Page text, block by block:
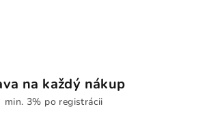
na každý nákup
min. 3% po registrácii